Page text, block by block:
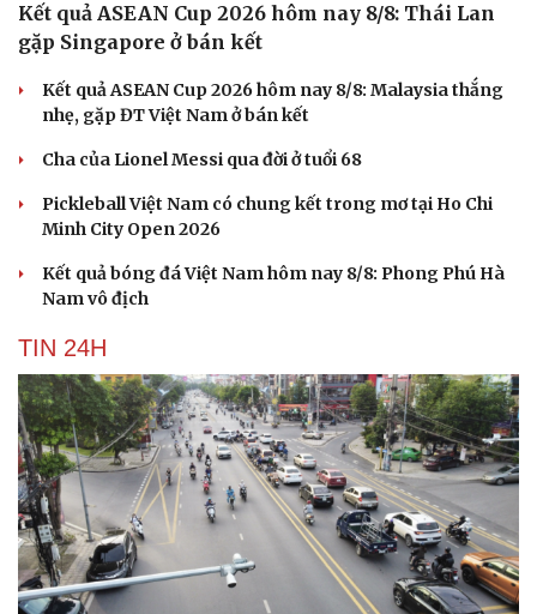
Kết quả ASEAN Cup 2026 hôm nay 8/8: Thái Lan
gặp Singapore ở bán kết
Kết quả ASEAN Cup 2026 hôm nay 8/8: Malaysia thắng
nhẹ, gặp ĐT Việt Nam ở bán kết
Cha của Lionel Messi qua đời ở tuổi 68
Pickleball Việt Nam có chung kết trong mơ tại Ho Chi
Minh City Open 2026
Kết quả bóng đá Việt Nam hôm nay 8/8: Phong Phú Hà
Nam vô địch
TIN 24H